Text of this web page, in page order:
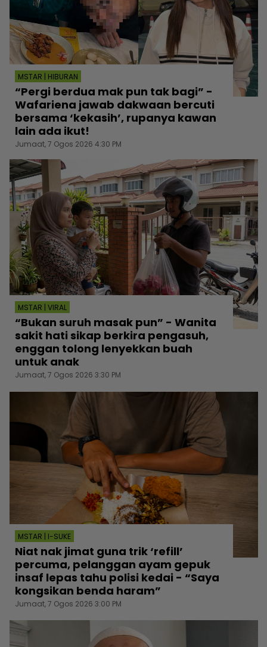
MSTAR | HIBURAN
“Pergi berdua mak pun tak bagi” -
Wafariena jawab dakwaan bercuti
bersama ‘kekasih’, rupanya kawan
lain ada ikut!
Jumaat, 7 Ogos 2026 4:30 PM
MSTAR | VIRAL
“Bukan suruh masak pun” - Wanita
sakit hati sikap berkira pengasuh,
enggan tolong lenyekkan buah
untuk anak
Jumaat, 7 Ogos 2026 3:30 PM
MSTAR | I-SUKE
Niat nak jimat guna trik ‘refill’
percuma, pelanggan ayam gepuk
insaf lepas tahu polisi kedai - “Saya
kongsikan benda haram”
Jumaat, 7 Ogos 2026 3:00 PM